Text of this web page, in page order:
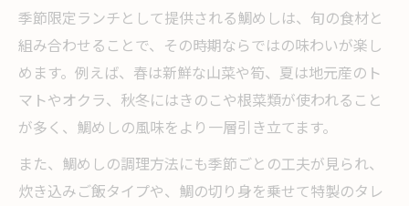
季節限定ランチとして提供される鯛めしは、旬の食材と
組み合わせることで、その時期ならではの味わいが楽し
めます。例えば、春は新鮮な山菜や筍、夏は地元産のト
マトやオクラ、秋冬にはきのこや根菜類が使われること
が多く、鯛めしの風味をより一層引き立てます。
また、鯛めしの調理方法にも季節ごとの工夫が見られ、
炊き込みご飯タイプや、鯛の切り身を乗せて特製のタレ